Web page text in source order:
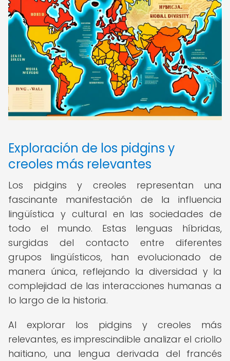
Exploración de los pidgins y
creoles más relevantes
Los pidgins y creoles representan una
fascinante manifestación de la influencia
lingüística y cultural en las sociedades de
todo el mundo. Estas lenguas híbridas,
surgidas del contacto entre diferentes
grupos lingüísticos, han evolucionado de
manera única, reflejando la diversidad y la
complejidad de las interacciones humanas a
lo largo de la historia.
Al explorar los pidgins y creoles más
relevantes, es imprescindible analizar el criollo
haitiano, una lengua derivada del francés